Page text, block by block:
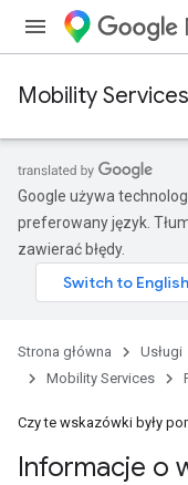
Mobility Services
Google używa
preferowany język.
zawierać błędy.
Strona główna Usługi
Mobility Services
Czy te wskazówki były
Informacje o